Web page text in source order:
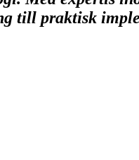
till praktisk